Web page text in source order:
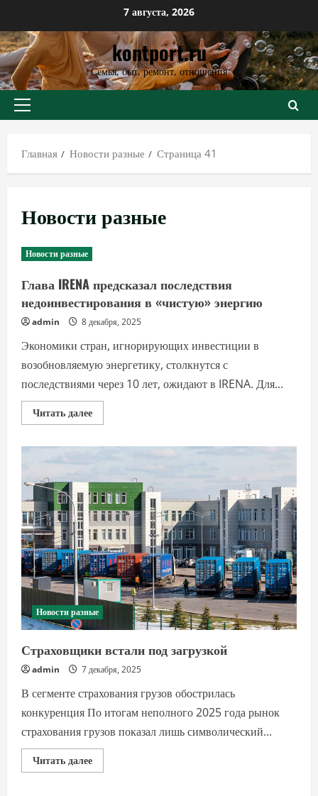
к
содержимому
7 августа, 2026
kontport.ru
Семья, быт, ремонт, отношения
Основное
Главная
Новости разные Страница 41
Новости разные
Новости разные
Глава IRENA предсказал последствия
недоинвестирования в «чистую» энергию
admin 8 декабря, 2025
Экономики стран, игнорирующих инвестиции в
возобновляемую энергетику, столкнутся с
последствиями через 10 лет, ожидают в IRENA. Для...
Читать далееПрочитать
больше
последствия
недоинвестирования
в
«чистую»
энергию
Новости разные
Страховщики встали под загрузкой
admin 7 декабря, 2025
В сегменте страхования грузов обострилась
конкуренция По итогам неполного 2025 года рынок
страхования грузов показал лишь символический...
Читать далееПрочитать
больше